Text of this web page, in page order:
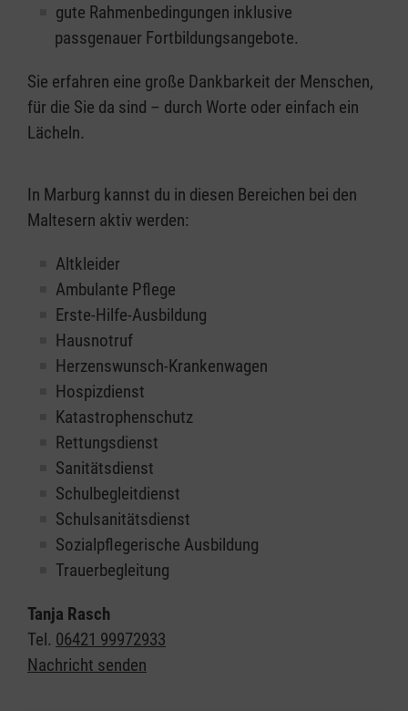
gute Rahmenbedingungen inklusive
passgenauer Fortbildungsangebote.
Sie erfahren eine große Dankbarkeit der Menschen,
für die Sie da sind – durch Worte oder einfach ein
Lächeln.
In Marburg kannst du in diesen Bereichen bei den
Maltesern aktiv werden:
Altkleider
Ambulante Pflege
Erste-Hilfe-Ausbildung
Hausnotruf
Herzenswunsch-Krankenwagen
Hospizdienst
Katastrophenschutz
Rettungsdienst
Sanitätsdienst
Schulbegleitdienst
Schulsanitätsdienst
Sozialpflegerische Ausbildung
Trauerbegleitung
Tanja Rasch
Tel. 06421 99972933
Nachricht senden